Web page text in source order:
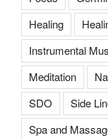
Healing
Instrumental
Meditation
SDO
Side
Spa and